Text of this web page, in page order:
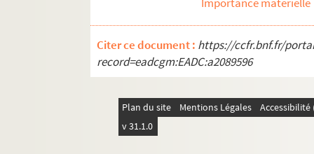
Citer ce document : https://ccfr.bnf.fr/
record=eadcgm:EADC:a2089596
Plan du site Mentions Légales
v 31.1.0